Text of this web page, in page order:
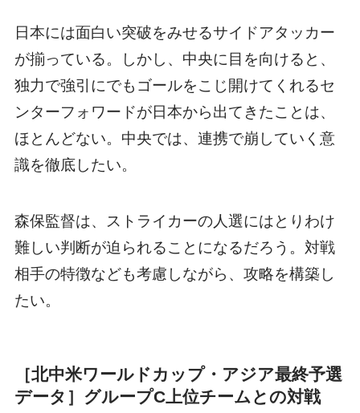
日本には面白い突破をみせるサイドアタッカー
が揃っている。しかし、中央に目を向けると、
独力で強引にでもゴールをこじ開けてくれるセ
ンターフォワードが日本から出てきたことは、
ほとんどない。中央では、連携で崩していく意
識を徹底したい。
森保監督は、ストライカーの人選にはとりわけ
難しい判断が迫られることになるだろう。対戦
相手の特徴なども考慮しながら、攻略を構築し
たい。
［北中米ワールドカップ・アジア最終予選
データ］グループC上位チームとの対戦